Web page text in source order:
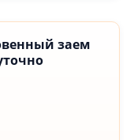
заем